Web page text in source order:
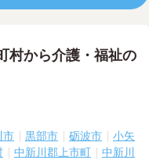
村から介護・福祉の
市 黒部市 砺波市
小矢
中新川郡上市町
中新川